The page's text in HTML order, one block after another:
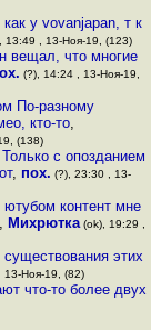
у vovanjapan, т к
13:49 , 13-Ноя-19, (123)
вещал, что многие
(?), 14:24 , 13-Ноя-19,
По-разному
кто-то,
(138)
с опозданием
, пох. (?), 23:30 , 13-
контент мне
Михрютка(ok), 19:29 ,
этих
13-Ноя-19, (82)
что-то более двух